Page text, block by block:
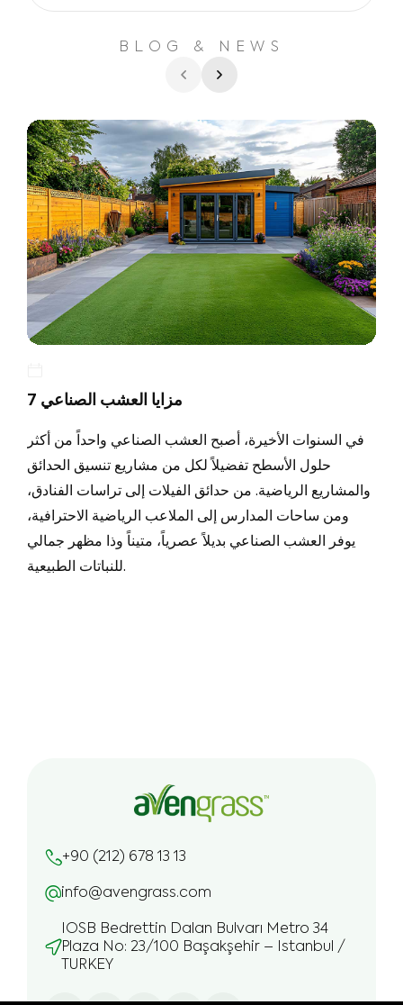
BLOG & NEWS
7 مزايا العشب الصناعي
في السنوات الأخيرة، أصبح العشب الصناعي واحداً من أكثر
حلول الأسطح تفضيلاً لكل من مشاريع تنسيق الحدائق
والمشاريع الرياضية. من حدائق الفيلات إلى تراسات الفنادق،
ومن ساحات المدارس إلى الملاعب الرياضية الاحترافية،
يوفر العشب الصناعي بديلاً عصرياً، متيناً وذا مظهر جمالي
للنباتات الطبيعية.
+90 (212) 678 13 13
info@avengrass.com
IOSB Bedrettin Dalan Bulvarı Metro 34
Plaza No: 23/100 Başakşehir – Istanbul /
TURKEY